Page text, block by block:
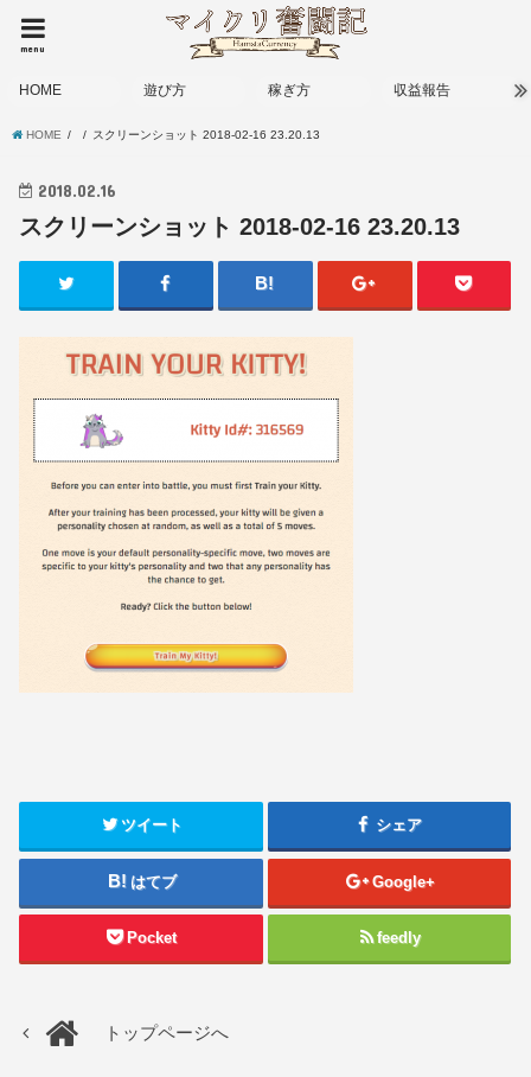
menu
HOME 遊び方 稼ぎ方 収益報告
HOME スクリーンショット 2018-02-16 23.20.13
2018.02.16
スクリーンショット 2018-02-16 23.20.13
ツイート シェア
はてブ Google+
Pocket feedly
トップページへ